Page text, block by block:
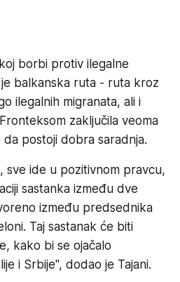
borbi protiv ilegalne
balkanska ruta - ruta kroz
ilegalnih migranata, ali i
zaključila veoma
postoji dobra saradnja.
sve ide u pozitivnom pravcu,
sastanka između dve
između predsednika
Taj sastanak će biti
kako bi se ojačalo
i Srbije", dodao je Tajani.